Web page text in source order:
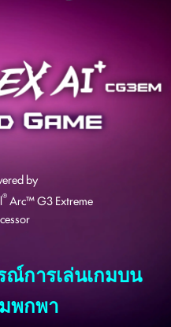
by
®Arc™ G3 Extreme
การเล่นเกมบน
มพกพา